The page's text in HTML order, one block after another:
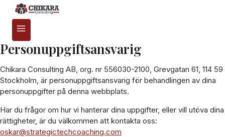
Personuppgiftsansvarig
Chikara Consulting AB, org. nr 556030-2100, Grevgatan 61, 114 59
Stockholm, är personuppgiftsansvarig för behandlingen av dina
personuppgifter på denna webbplats.
Har du frågor om hur vi hanterar dina uppgifter, eller vill utöva dina
rättigheter, är du välkommen att kontakta oss:
oskar@strategictechcoaching.com